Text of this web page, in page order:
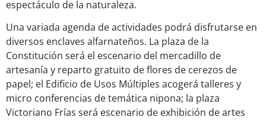
espectáculo de la naturaleza.
Una variada agenda de actividades podrá disfrutarse en
diversos enclaves alfarnateños. La plaza de la
Constitución será el escenario del mercadillo de
artesanía y reparto gratuito de flores de cerezos de
papel; el Edificio de Usos Múltiples acogerá talleres y
micro conferencias de temática nipona; la plaza
Victoriano Frías será escenario de exhibición de artes